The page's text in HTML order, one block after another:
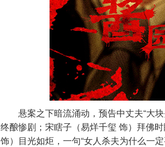
悬案之下暗流涌动，预告中丈夫“大
终酿惨剧；宋瞎子（易烊千玺 饰）拜佛
饰）目光如炬，一句“女人杀夫为什么一